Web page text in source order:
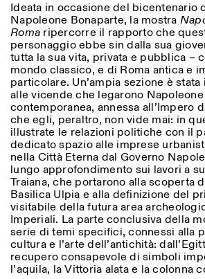
ISTITUTO SVIZZERO
MILAN
Sede di
Via
20121
+39 02
EXHIBITION HOURS:
I’ll miss
away
Monday/
17:00
Sunday
Ideata in occasione del bicentenario
Napoleone Bonaparte, la mostra
Roma ripercorre il rapporto che
personaggio ebbe sin dalla sua
tutta la sua vita, privata e pubblica –
mondo classico, e di Roma antica e
particolare. Un’ampia sezione è
alle vicende che legarono Napoleone
contemporanea, annessa all’Impero
che egli, peraltro, non vide mai: in
illustrate le relazioni politiche con il
dedicato spazio alle imprese
nella Città Eterna dal Governo
lungo approfondimento sui lavori a
Traiana, che portarono alla scoperta
Basilica Ulpia e alla definizione del
visitabile della futura area
Imperiali. La parte conclusiva della
serie di temi specifici, connessi alla
cultura e l’arte dell’antichità:
recupero consapevole di simboli
l’aquila, la Vittoria alata e la colonna